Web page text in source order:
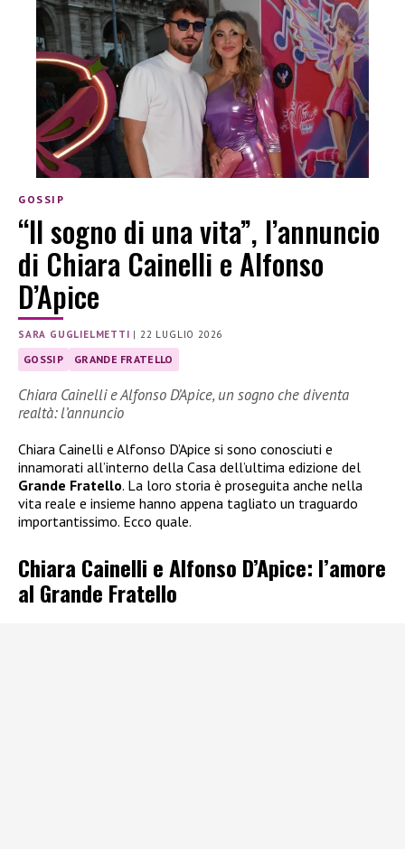
GOSSIP
“Il sogno di una vita”, l’annuncio
di Chiara Cainelli e Alfonso
D’Apice
SARA GUGLIELMETTI | 22 LUGLIO 2026
GOSSIP GRANDE FRATELLO
Chiara Cainelli e Alfonso D’Apice, un sogno che diventa
realtà: l’annuncio
Chiara Cainelli e Alfonso D’Apice si sono conosciuti e
innamorati all’interno della Casa dell’ultima edizione del
Grande Fratello. La loro storia è proseguita anche nella
vita reale e insieme hanno appena tagliato un traguardo
importantissimo. Ecco quale.
Chiara Cainelli e Alfonso D’Apice: l’amore
al Grande Fratello